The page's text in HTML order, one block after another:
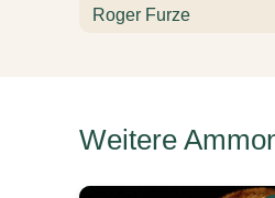
Roger Furze
Weitere